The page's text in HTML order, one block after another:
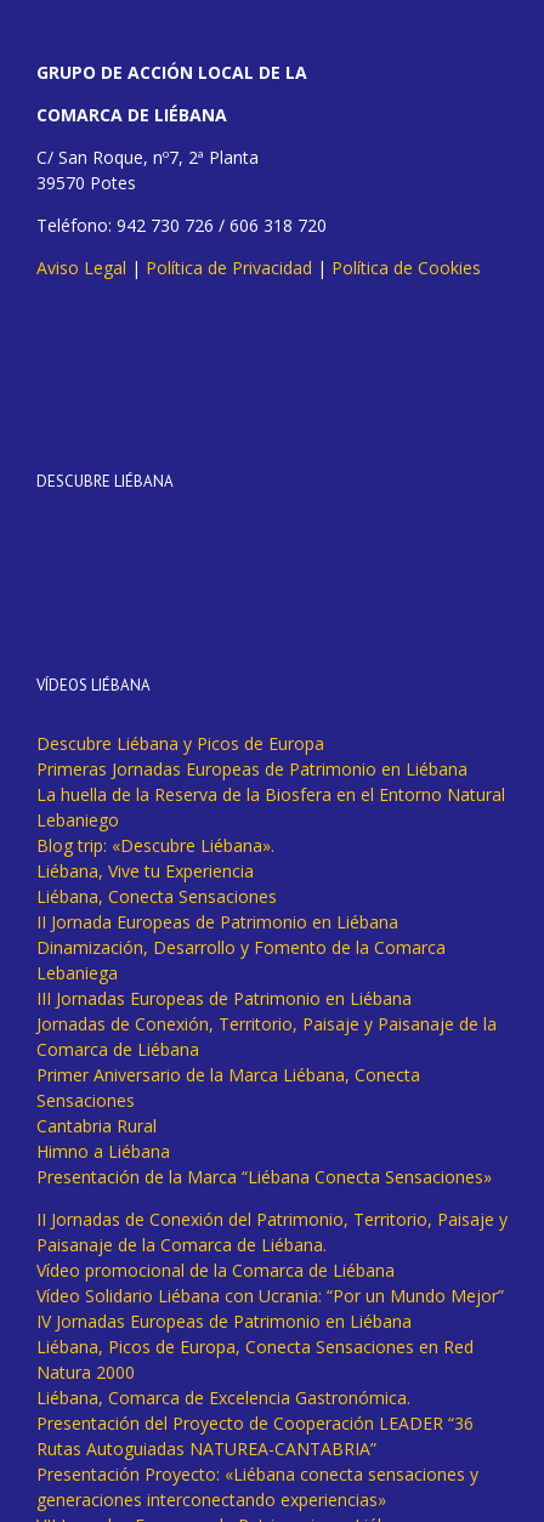
GRUPO DE ACCIÓN LOCAL DE LA
COMARCA DE LIÉBANA
C/ San Roque, nº7, 2ª Planta
39570 Potes
Teléfono: 942 730 726 / 606 318 720
Aviso Legal | Política de Privacidad | Política de Cookies
DESCUBRE LIÉBANA
VÍDEOS LIÉBANA
Descubre Liébana y Picos de Europa
Primeras Jornadas Europeas de Patrimonio en Liébana
La huella de la Reserva de la Biosfera en el Entorno Natural
Lebaniego
Blog trip: «Descubre Liébana».
Liébana, Vive tu Experiencia
Liébana, Conecta Sensaciones
II Jornada Europeas de Patrimonio en Liébana
Dinamización, Desarrollo y Fomento de la Comarca
Lebaniega
III Jornadas Europeas de Patrimonio en Liébana
Jornadas de Conexión, Territorio, Paisaje y Paisanaje de la
Comarca de Liébana
Primer Aniversario de la Marca Liébana, Conecta
Sensaciones
Cantabria Rural
Himno a Liébana
Presentación de la Marca “Liébana Conecta Sensaciones»
II Jornadas de Conexión del Patrimonio, Territorio, Paisaje y
Paisanaje de la Comarca de Liébana.
Vídeo promocional de la Comarca de Liébana
Vídeo Solidario Liébana con Ucrania: “Por un Mundo Mejor”
IV Jornadas Europeas de Patrimonio en Liébana
Liébana, Picos de Europa, Conecta Sensaciones en Red
Natura 2000
Liébana, Comarca de Excelencia Gastronómica.
Presentación del Proyecto de Cooperación LEADER “36
Rutas Autoguiadas NATUREA-CANTABRIA”
Presentación Proyecto: «Liébana conecta sensaciones y
generaciones interconectando experiencias»